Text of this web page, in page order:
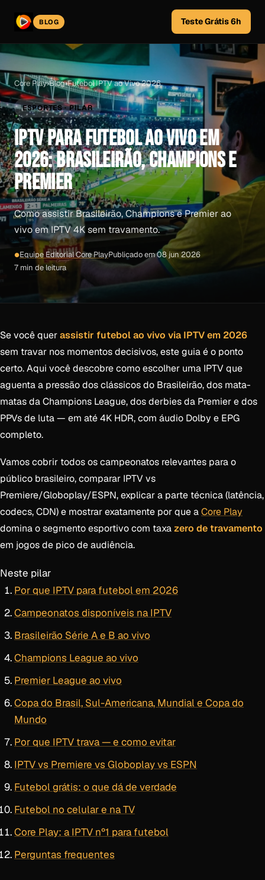
BLOG Teste Grátis 6h
Core Play›Blog›Futebol IPTV ao Vivo 2026
ESPORTES · PILAR
IPTV PARA FUTEBOL AO VIVO EM
2026: BRASILEIRÃO, CHAMPIONS E
PREMIER
Como assistir Brasileirão, Champions e Premier ao
vivo em IPTV 4K sem travamento.
Equipe Editorial Core PlayPublicado em 08 jun 2026
7 min de leitura
Se você querassistir futebol ao vivo via IPTV em 2026
sem travar nos momentos decisivos, este guia é o ponto
certo. Aqui você descobre como escolher uma IPTV que
aguenta a pressão dos clássicos do Brasileirão, dos mata-
matas da Champions League, dos derbies da Premier e dos
PPVs de luta — em até 4K HDR, com áudio Dolby e EPG
completo.
Vamos cobrir todos os campeonatos relevantes para o
público brasileiro, comparar IPTV vs
Premiere/Globoplay/ESPN, explicar a parte técnica (latência,
codecs, CDN) e mostrar exatamente por que aCore Play
domina o segmento esportivo com taxazero de travamento
em jogos de pico de audiência.
Neste pilar
Por que IPTV para futebol em 2026
Campeonatos disponíveis na IPTV
Brasileirão Série A e B ao vivo
Champions League ao vivo
Premier League ao vivo
Copa do Brasil, Sul-Americana, Mundial e Copa do
Mundo
Por que IPTV trava — e como evitar
IPTV vs Premiere vs Globoplay vs ESPN
Futebol grátis: o que dá de verdade
Futebol no celular e na TV
Core Play: a IPTV nº1 para futebol
Perguntas frequentes